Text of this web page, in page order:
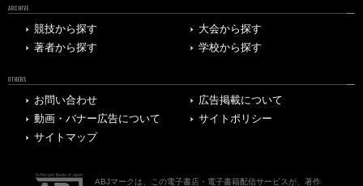
ARCHIVE
競技から探す
大会から探す
著者から探す
学校から探す
OTHERS
お問い合わせ
広告掲載について
動画・バナー広告について
サイトポリシー
サイトマップ
ABJマークは、この電子書店・電子書籍配信サービスが、著作